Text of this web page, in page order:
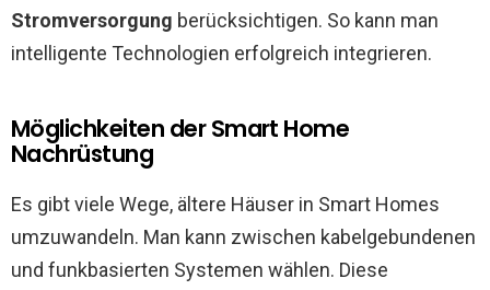
Stromversorgung berücksichtigen. So kann man
intelligente Technologien erfolgreich integrieren.
Möglichkeiten der Smart Home
Nachrüstung
Es gibt viele Wege, ältere Häuser in Smart Homes
umzuwandeln. Man kann zwischen kabelgebundenen
und funkbasierten Systemen wählen. Diese